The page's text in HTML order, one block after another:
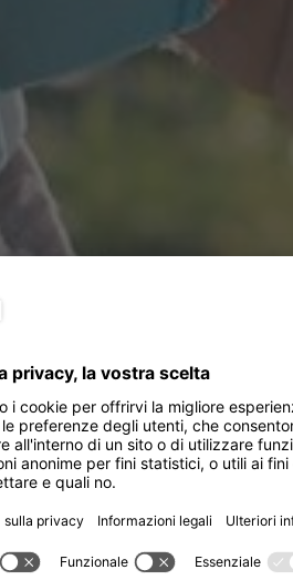
Badia,
ha